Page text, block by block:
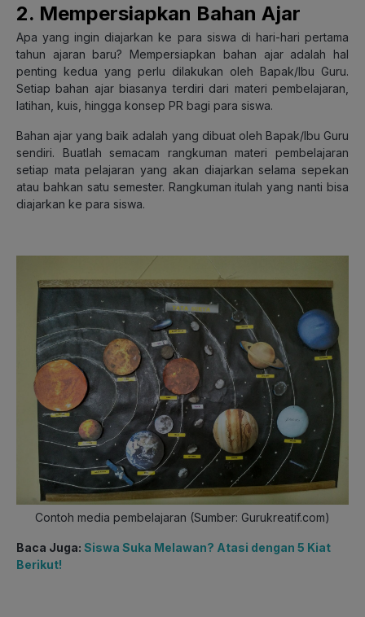
2. Mempersiapkan Bahan Ajar
Apa yang ingin diajarkan ke para siswa di hari-hari pertama
tahun ajaran baru? Mempersiapkan bahan ajar adalah hal
penting kedua yang perlu dilakukan oleh Bapak/Ibu Guru.
Setiap bahan ajar biasanya terdiri dari materi pembelajaran,
latihan, kuis, hingga konsep PR bagi para siswa.
Bahan ajar yang baik adalah yang dibuat oleh Bapak/Ibu Guru
sendiri. Buatlah semacam rangkuman materi pembelajaran
setiap mata pelajaran yang akan diajarkan selama sepekan
atau bahkan satu semester. Rangkuman itulah yang nanti bisa
diajarkan ke para siswa.
Contoh media pembelajaran (Sumber: Gurukreatif.com)
Baca Juga: Siswa Suka Melawan? Atasi dengan 5 Kiat
Berikut!